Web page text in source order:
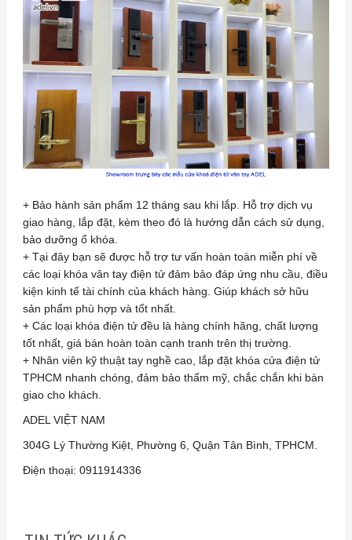
+ Bảo hành sản phẩm 12 tháng sau khi lắp. Hỗ trợ dịch vụ
giao hàng, lắp đặt, kèm theo đó là hướng dẫn cách sử dụng,
bảo dưỡng ổ khóa.
+ Tại đây bạn sẽ được hỗ trợ tư vấn hoàn toàn miễn phí về
các loại khóa vân tay điện tử đảm bảo đáp ứng nhu cầu, điều
kiện kinh tế tài chính của khách hàng. Giúp khách sở hữu
sản phẩm phù hợp và tốt nhất.
+ Các loại khóa điện tử đều là hàng chính hãng, chất lượng
tốt nhất, giá bán hoàn toàn cạnh tranh trên thị trường.
+ Nhân viên kỹ thuật tay nghề cao, lắp đặt khóa cửa điện tử
TPHCM nhanh chóng, đảm bảo thẩm mỹ, chắc chắn khi bàn
giao cho khách.
ADEL VIỆT NAM
304G Lý Thường Kiệt, Phường 6, Quận Tân Bình, TPHCM.
Điện thoại: 0911914336